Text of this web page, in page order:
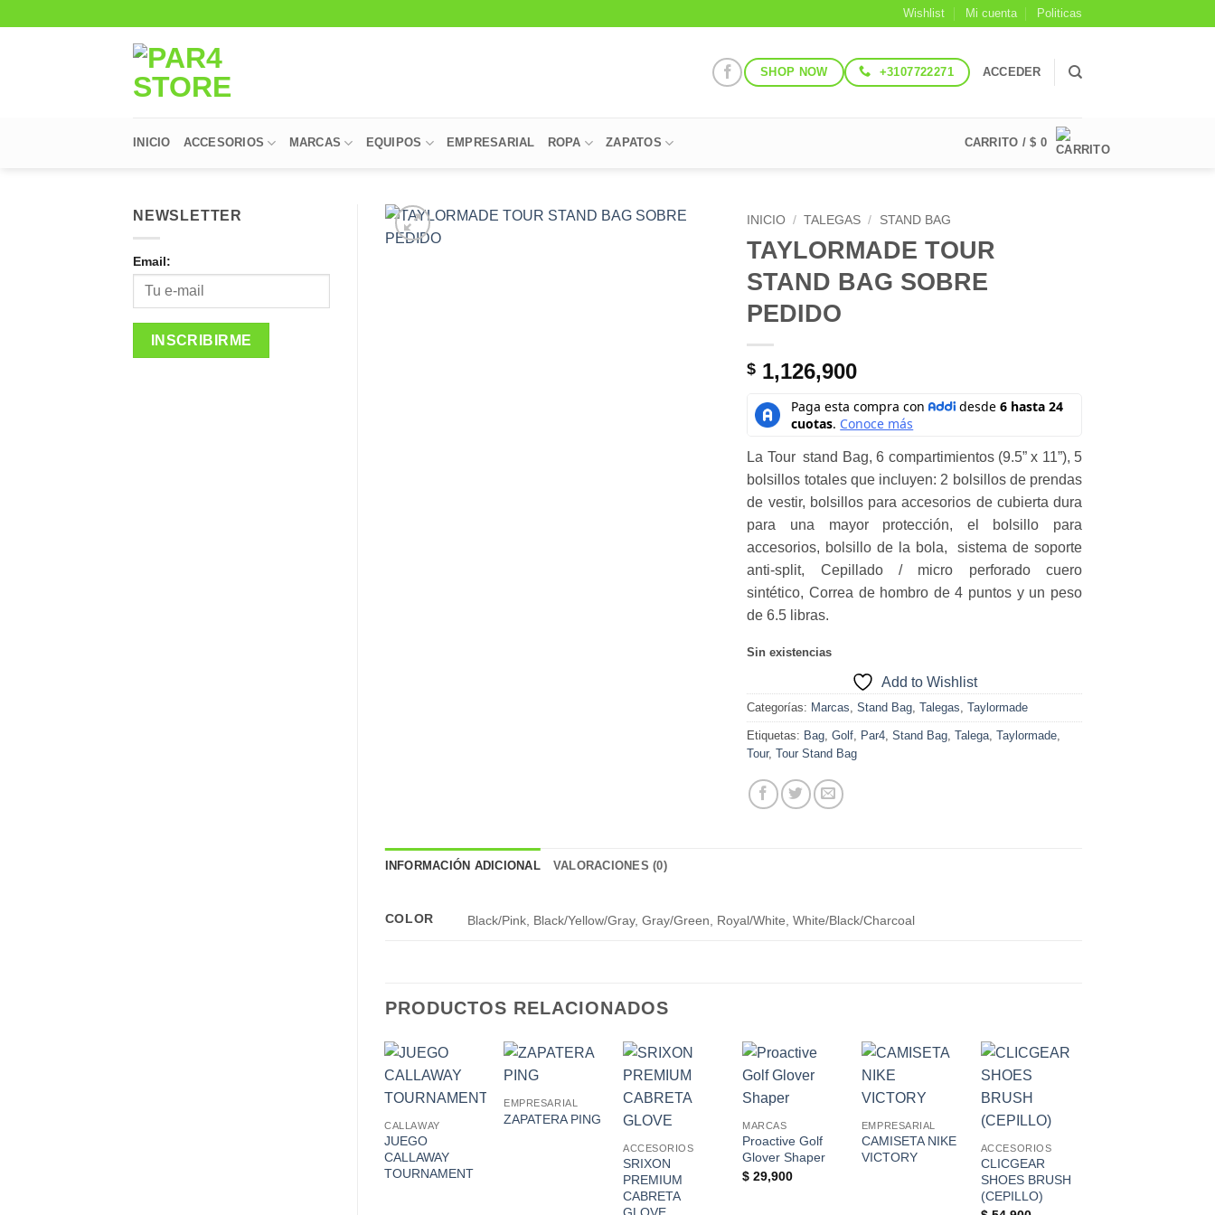
Wishlist Mi cuenta Politicas
SHOP NOW +3107722271 ACCEDER
INICIO ACCESORIOS MARCAS EQUIPOS EMPRESARIAL ROPA ZAPATOS CARRITO /$ 0
NEWSLETTER
Email:
INICIO / TALEGAS / STAND BAG
TAYLORMADE TOUR
STAND BAG SOBRE
PEDIDO
$ 1,126,900
La Tour stand Bag, 6 compartimientos (9.5” x 11”), 5
bolsillos totales que incluyen: 2 bolsillos de prendas
de vestir, bolsillos para accesorios de cubierta dura
para una mayor protección, el bolsillo para
accesorios, bolsillo de la bola, sistema de soporte
anti-split, Cepillado / micro perforado cuero
sintético, Correa de hombro de 4 puntos y un peso
de 6.5 libras.
Sin existencias
Add to Wishlist
Categorías: Marcas,Stand Bag,Talegas,Taylormade
Etiquetas: Bag,Golf, Par4,Stand Bag,Talega,Taylormade,
Tour,Tour Stand Bag
INFORMACIÓN ADICIONAL VALORACIONES (0)
COLOR Black/Pink, Black/Yellow/Gray, Gray/Green, Royal/White, White/Black/Charcoal
PRODUCTOS RELACIONADOS
Add to
Wishlist
CALLAWAY
JUEGO
CALLAWAY
TOURNAMENT
Wishlist
EMPRESARIAL
ZAPATERA PING
Add to
Wishlist
ACCESORIOS
SRIXON
PREMIUM
CABRETA
MARCAS
Proactive Golf
Glover Shaper
$ 29,900
Add to
Wishlist
EMPRESARIAL
CAMISETA NIKE
VICTORY
Wishlist
ACCESORIOS
CLICGEAR
SHOES BRUSH
(CEPILLO)